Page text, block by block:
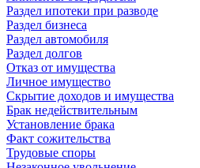
Раздел ипотеки при разводе
Раздел бизнеса
Раздел автомобиля
Раздел долгов
Отказ от имущества
Личное имущество
Скрытие доходов и имущества
Брак недействительным
Установление брака
Факт сожительства
Трудовые споры